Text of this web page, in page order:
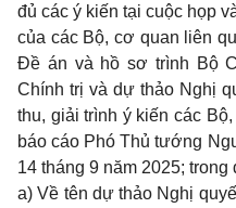
đủ các ý kiến tại cuộc họp
của các Bộ, cơ quan liên
Đề án và hồ sơ trình Bộ
Chính trị và dự thảo Nghị
thu, giải trình ý kiến các
báo cáo Phó Thủ tướng
14 tháng 9 năm 2025;
a) Về tên dự thảo Nghị